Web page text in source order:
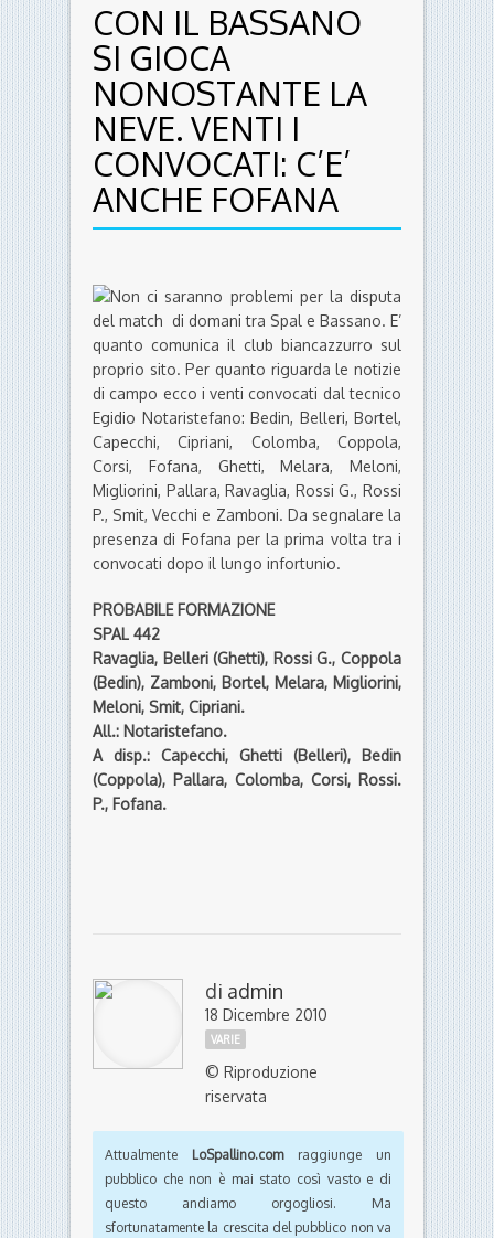
CON IL BASSANO
SI GIOCA
NONOSTANTE LA
NEVE. VENTI I
CONVOCATI: C’E’
ANCHE FOFANA
Non ci saranno problemi per la disputa
del match di domani tra Spal e Bassano. E’
quanto comunica il club biancazzurro sul
proprio sito. Per quanto riguarda le notizie
di campo ecco i venti convocati dal tecnico
Egidio Notaristefano: Bedin, Belleri, Bortel,
Capecchi, Cipriani, Colomba, Coppola,
Corsi, Fofana, Ghetti, Melara, Meloni,
Migliorini, Pallara, Ravaglia, Rossi G., Rossi
P., Smit, Vecchi e Zamboni. Da segnalare la
presenza di Fofana per la prima volta tra i
convocati dopo il lungo infortunio.
PROBABILE FORMAZIONE
SPAL 442
Ravaglia, Belleri (Ghetti), Rossi G., Coppola
(Bedin), Zamboni, Bortel, Melara, Migliorini,
Meloni, Smit, Cipriani.
All.: Notaristefano.
A disp.: Capecchi, Ghetti (Belleri), Bedin
(Coppola), Pallara, Colomba, Corsi, Rossi.
P., Fofana.
di admin
18 Dicembre 2010
VARIE
© Riproduzione
riservata
Attualmente LoSpallino.comraggiunge un
pubblico che non è mai stato così vasto e di
questo andiamo orgogliosi. Ma
sfortunatamente la crescita del pubblico non va